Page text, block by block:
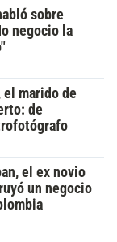
sobre
negocio la
el marido de
de
el ex novio
un negocio